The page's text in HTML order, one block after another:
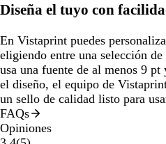
Diseña el tuyo con
En Vistaprint puedes
eligiendo entre una selección
usa una fuente de al menos 9
el diseño, el equipo de
un sello de calidad listo para
FAQs
Opiniones